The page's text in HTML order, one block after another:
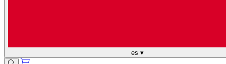
es ▾